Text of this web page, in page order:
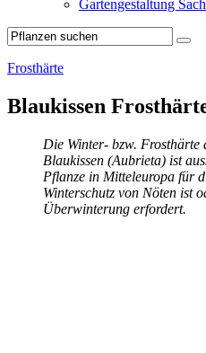
Gartengestaltung
Frosthärte
Blaukissen
Die Winter- bzw. Frosthärte
Blaukissen (Aubrieta) ist
Pflanze in Mitteleuropa für
Winterschutz von Nöten ist
Überwinterung erfordert.